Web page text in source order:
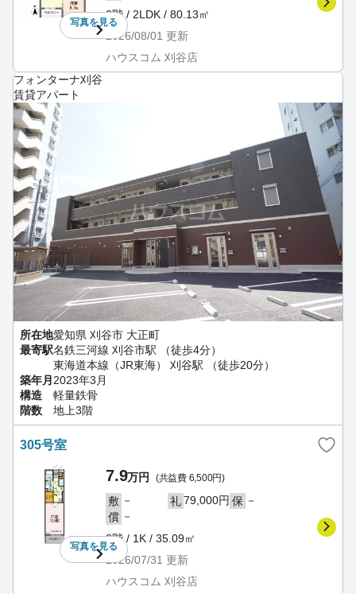
写真を見る
2階 / 2LDK / 80.13㎡
2026/08/01 更新
ハウスコム 刈谷店
フォンターナ刈谷
賃貸アパート
所在地愛知県 刈谷市 大正町
最寄駅名鉄三河線 刈谷市駅 （徒歩4分）
東海道本線（JR東海） 刈谷駅 （徒歩20分）
築年月 2023年3月
構造
軽量鉄骨
階数
地上3階
305号室
写真を見る
7.9万円 (共益費 6,500円)
敷 － 礼79,000円 保 －
償 －
3階 / 1K / 35.09㎡
2026/07/31 更新
ハウスコム 刈谷店